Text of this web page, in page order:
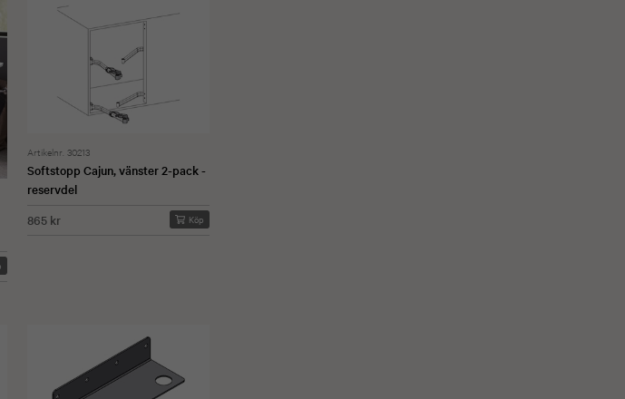
Artikelnr. 30213
Softstopp Cajun, vänster 2-pack -
reservdel
865 kr
Köp